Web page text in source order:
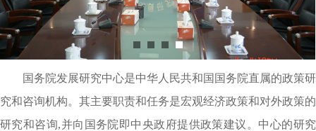
国务院发展研究中心是中华人民共和国国务院直属的政策研
究和咨询机构。其主要职责和任务是宏观经济政策和对外政策的
研究和咨询,并向国务院即中央政府提供政策建议。中心的研究